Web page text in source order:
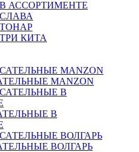
АССОРТИМЕНТЕ
КИТА
MANZON
В
ВОЛГАРЬ